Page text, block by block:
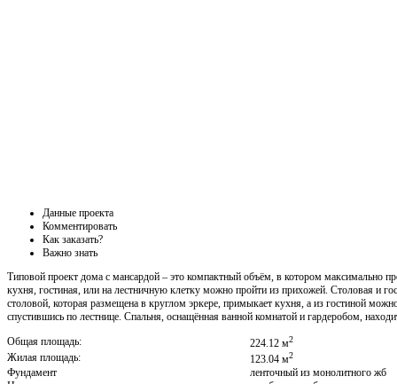
Данные проекта
Комментировать
Как заказать?
Важно знать
Типовой проект дома с мансардой – это компактный объём, в котором максимально
кухня, гостиная, или на лестничную клетку можно пройти из прихожей. Столовая и
столовой, которая размещена в круглом эркере, примыкает кухня, а из гостиной
спустившись по лестнице. Спальня, оснащённая ванной комнатой и гардеробом,
Общая площадь:
224.12 м2
Жилая площадь: 123.04 м2
Фундамент
ленточный из монолитного жб